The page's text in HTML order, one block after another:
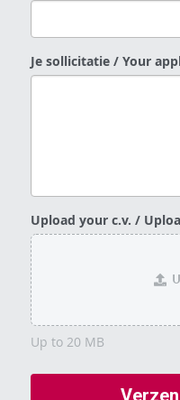
Je sollicitatie / Your
Upload your c.v. /
Up to 20 MB